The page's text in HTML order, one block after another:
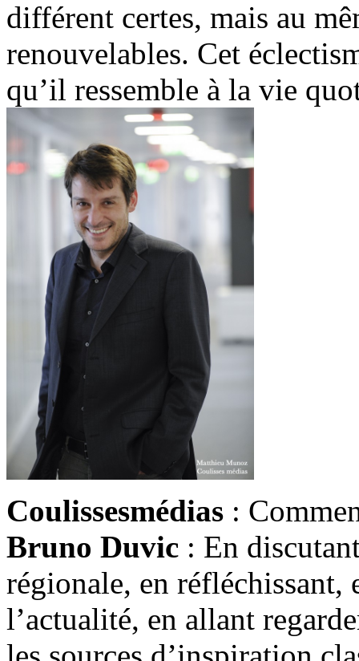
différent certes, mais au
renouvelables. Cet
qu’il ressemble à la vie
Coulissesmédias :
Bruno Duvic : En
régionale, en réfléchissant,
l’actualité, en allant